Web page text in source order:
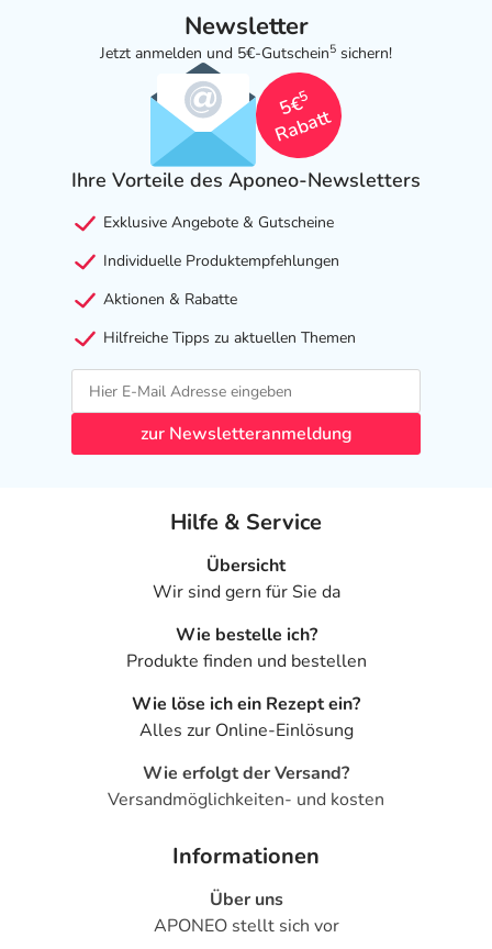
Newsletter
Jetzt anmelden und 5€-Gutschein5 sichern!
5€
5
Rabatt
Ihre Vorteile des Aponeo-Newsletters
Exklusive Angebote & Gutscheine
Individuelle Produktempfehlungen
Aktionen & Rabatte
Hilfreiche Tipps zu aktuellen Themen
zur Newsletteranmeldung
Hilfe & Service
Übersicht
Wir sind gern für Sie da
Wie bestelle ich?
Produkte finden und bestellen
Wie löse ich ein Rezept ein?
Alles zur Online-Einlösung
Wie erfolgt der Versand?
Versandmöglichkeiten- und kosten
Informationen
Über uns
APONEO stellt sich vor